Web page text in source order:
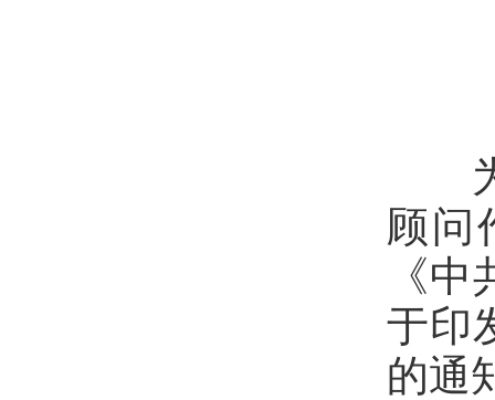
为
顾问
《
于印
的通